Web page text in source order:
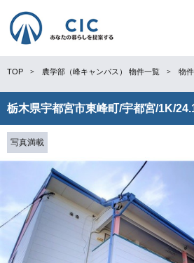
CIC
TOP 農学部（峰キャンパス） 物件一覧 物
栃木県宇都宮市東峰町/宇都宮/1K/
写真満載